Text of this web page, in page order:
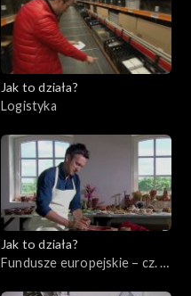
Jak to działa?
Logistyka
Jak to działa?
Fundusze europejskie – cz. 5,